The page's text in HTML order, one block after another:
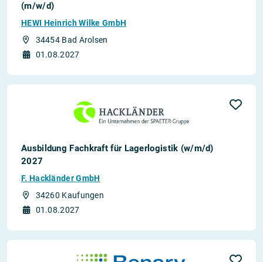
(m/w/d)
HEWI Heinrich Wilke GmbH
34454 Bad Arolsen
01.08.2027
Ausbildung Fachkraft für Lagerlogistik (w/m/d)
2027
F. Hackländer GmbH
34260 Kaufungen
01.08.2027